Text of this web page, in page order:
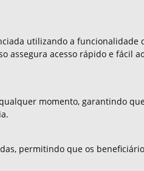
utilizando a funcionalidade
assegura acesso rápido e fácil
momento, garantindo
permitindo que os